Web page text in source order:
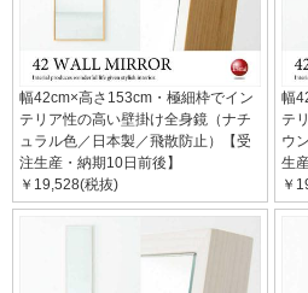
幅42cm×高さ153cm・極細枠でイン
テリア性の高い壁掛け全身鏡（ナチ
ュラル色／日本製／飛散防止）【受
注生産・納期10日前後】
￥19,528(税抜)
幅
テ
ウ
生
￥